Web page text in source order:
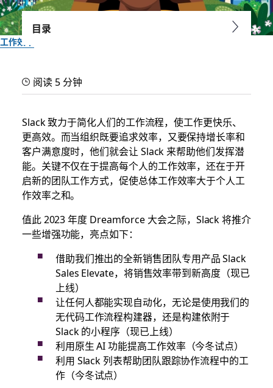
工作效率
全新增强功能助力 Slack 成为
抢先了解 Slack 今年将通过 Dreamforce 介绍哪些功能
由 Slack 团队提供
2023 年 9 月 6 日
目录
阅读 5 分钟
Slack 致力于简化人们的工作流程，使工作更快乐、
更高效。而当组织既要追求效率，又要保持增长率和
客户满意度时，他们就会让 Slack 来帮助他们发挥潜
能。关键不仅在于提高每个人的工作效率，还在于开
启新的团队工作方式，促使总体工作效率大于个人工
作效率之和。
值此 2023 年度 Dreamforce 大会之际，Slack 将推介
一些增强功能，亮点如下：
借助我们推出的全新销售团队专用产品 Slack
Sales Elevate，将销售效率带到新高度（现已
上线）
让任何人都能实现自动化，无论是使用我们的
无代码工作流程构建器，还是构建依附于
Slack 的小程序（现已上线）
利用原生 AI 功能提高工作效率（今冬试点）
利用 Slack 列表帮助团队跟踪协作流程中的工
作（今冬试点）